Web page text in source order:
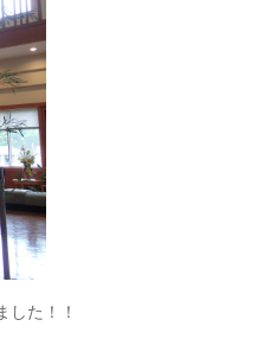
た！！